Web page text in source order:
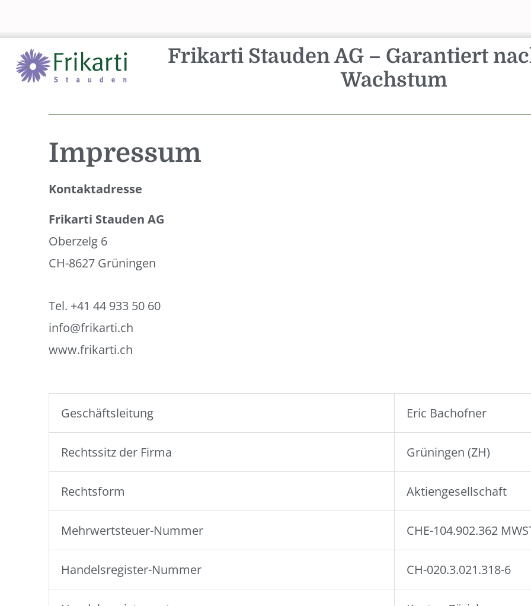
springen
Frikarti Stauden AG – Garantiert
Wachstum
Impressum
Kontaktadresse
Frikarti Stauden AG
Oberzelg 6
CH-8627 Grüningen
Tel. +41 44 933 50 60
info@frikarti.ch
www.frikarti.ch
Geschäftsleitung Eric Bachofner
Rechtssitz der Firma Grüningen (ZH)
Rechtsform Aktiengesellschaft
Mehrwertsteuer-Nummer CHE-104.902.362
Handelsregister-Nummer CH-020.3.021.318-6